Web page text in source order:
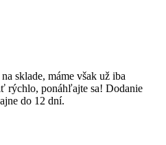
sklade, máme však už iba
rýchlo, ponáhľajte sa! Dodanie
do 12 dní.